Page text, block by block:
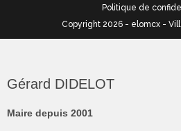
Politique de
Copyright 2026 - elomcx -
Gérard DIDELOT
Maire depuis 2001